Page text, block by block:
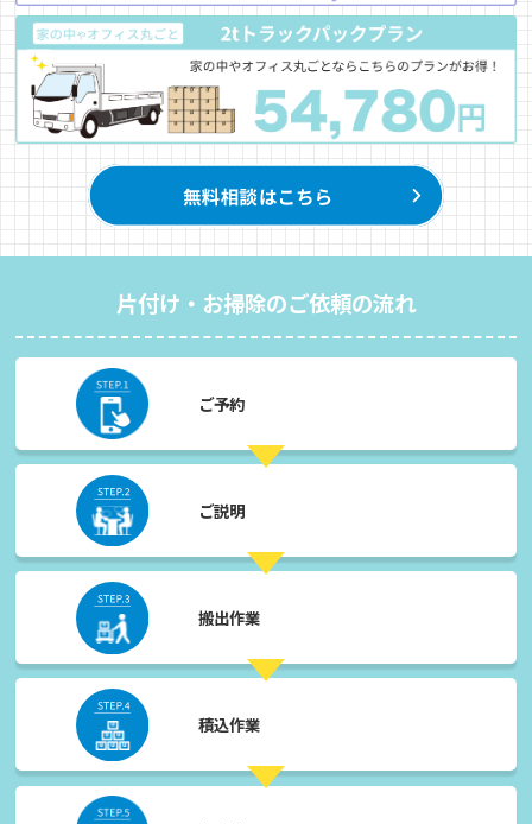
片付け・お掃除のご依頼の流れ
ご予約
ご説明
搬出作業
積込作業